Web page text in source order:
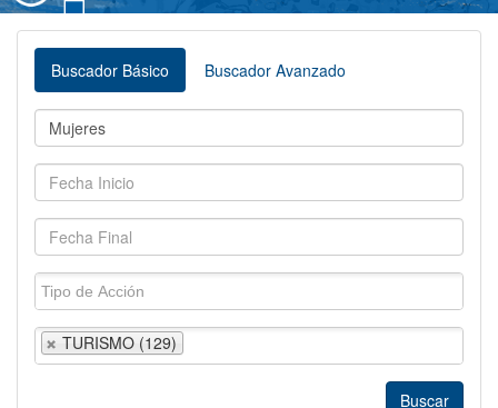
Buscador Básico Buscador Avanzado
TURISMO (129)